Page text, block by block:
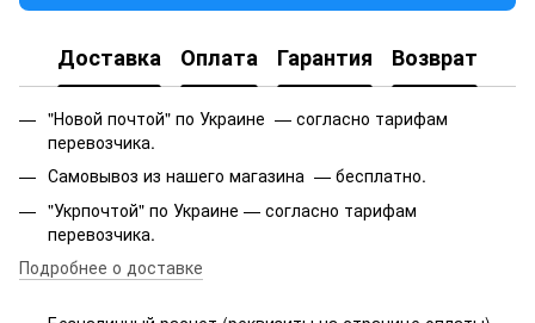
Доставка Оплата Гарантия Возврат
"Новой почтой" по Украине — согласно тарифам
перевозчика.
Самовывоз из нашего магазина — бесплатно.
"Укрпочтой" по Украине — согласно тарифам
перевозчика.
Подробнее о доставке